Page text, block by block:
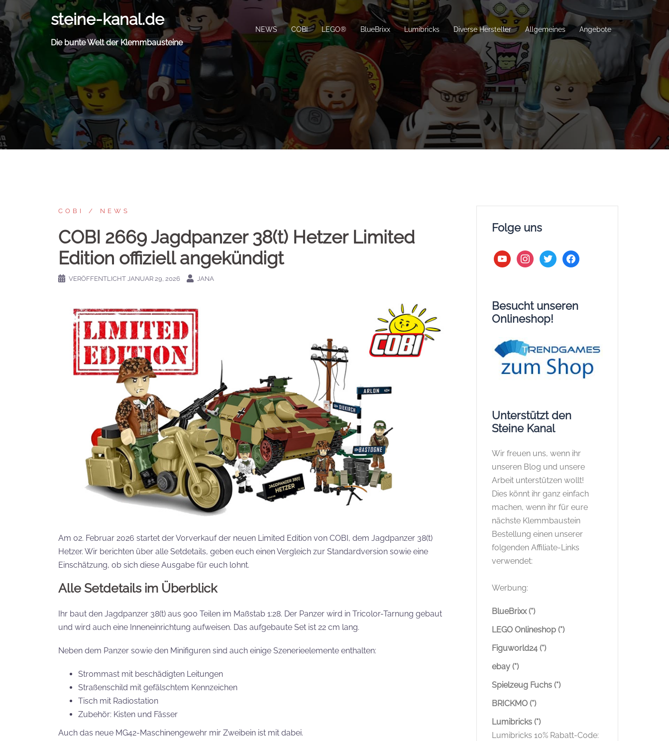
Zum
Inhalt
springen
steine-kanal.de
Die bunte Welt der Klemmbausteine
NEWS COBI LEGO® BlueBrixx Lumibricks Diverse Hersteller Allgemeines Angebote
COBI NEWS
COBI 2669 Jagdpanzer 38(t) Hetzer Limited
Edition offiziell angekündigt
VERÖFFENTLICHT JANUAR 29, 2026 JANA
Am 02. Februar 2026 startet der Vorverkauf der neuen Limited Edition von COBI, dem Jagdpanzer 38(t)
Hetzer. Wir berichten über alle Setdetails, geben euch einen Vergleich zur Standardversion sowie eine
Einschätzung, ob sich diese Ausgabe für euch lohnt.
Alle Setdetails im Überblick
Ihr baut den Jagdpanzer 38(t) aus 900 Teilen im Maßstab 1:28. Der Panzer wird in Tricolor-Tarnung gebaut
und wird auch eine Inneneinrichtung aufweisen. Das aufgebaute Set ist 22 cm lang.
Neben dem Panzer sowie den Minifiguren sind auch einige Szenerieelemente enthalten:
Strommast mit beschädigten Leitungen
Straßenschild mit gefälschtem Kennzeichen
Tisch mit Radiostation
Zubehör: Kisten und Fässer
Auch das neue MG42-Maschinengewehr mir Zweibein ist mit dabei.
Folge uns
youtubeinstagram
twitter facebook
Besucht unseren
Onlineshop!
Unterstützt den
Steine Kanal
Wir freuen uns, wenn ihr
unseren Blog und unsere
Arbeit unterstützen wollt!
Dies könnt ihr ganz einfach
machen, wenn ihr für eure
nächste Klemmbaustein
Bestellung einen unserer
folgenden Affiliate-Links
verwendet:
Werbung:
BlueBrixx (*)
LEGO Onlineshop (*)
Figuworld24 (*)
ebay (*)
Spielzeug Fuchs (*)
BRICKMO (*)
Lumibricks (*)
Lumibricks 10% Rabatt-Code: